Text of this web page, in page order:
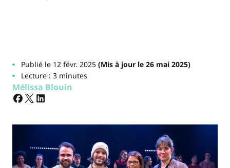
Publié le 12 févr. 2025(Mis à jour le 26 mai 2025)
Lecture : 3 minutes
Mélissa Blouin